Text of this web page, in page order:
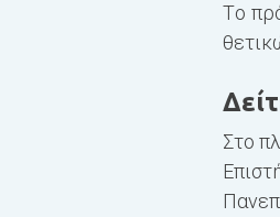
Tο
Στο